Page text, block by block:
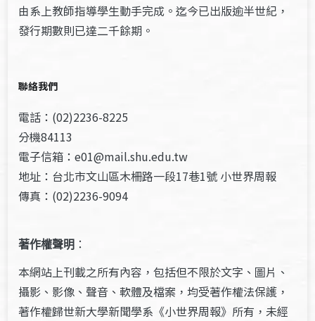
由系上教師指導學生動手完成。迄今已出版逾半世紀，
發行期數則已達二千餘期。
聯絡我們
電話：(02)2236-8225
分機84113
電子信箱：e01@mail.shu.edu.tw
地址：台北市文山區木柵路一段17巷1號 小世界周報
傳真：(02)2236-9094
著作權聲明 ：
本網站上刊載之所有內容，包括但不限於文字、圖片、
攝影、影像、聲音、軟體及檔案，均受著作權法保護，
著作權歸世新大學新聞學系《小世界周報》所有，未經